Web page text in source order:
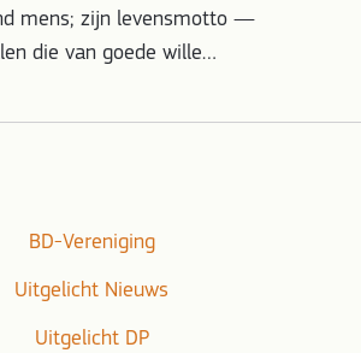
mens; zijn levensmotto —
die van goede wille…
BD-Vereniging
Uitgelicht Nieuws
Uitgelicht DP